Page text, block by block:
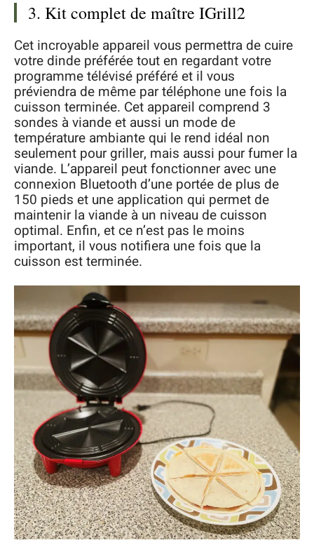
3. Kit complet de maître IGrill2
Cet incroyable appareil vous permettra de cuire
votre dinde préférée tout en regardant votre
programme télévisé préféré et il vous
préviendra de même par téléphone une fois la
cuisson terminée. Cet appareil comprend 3
sondes à viande et aussi un mode de
température ambiante qui le rend idéal non
seulement pour griller, mais aussi pour fumer la
viande. L’appareil peut fonctionner avec une
connexion Bluetooth d’une portée de plus de
150 pieds et une application qui permet de
maintenir la viande à un niveau de cuisson
optimal. Enfin, et ce n’est pas le moins
important, il vous notifiera une fois que la
cuisson est terminée.